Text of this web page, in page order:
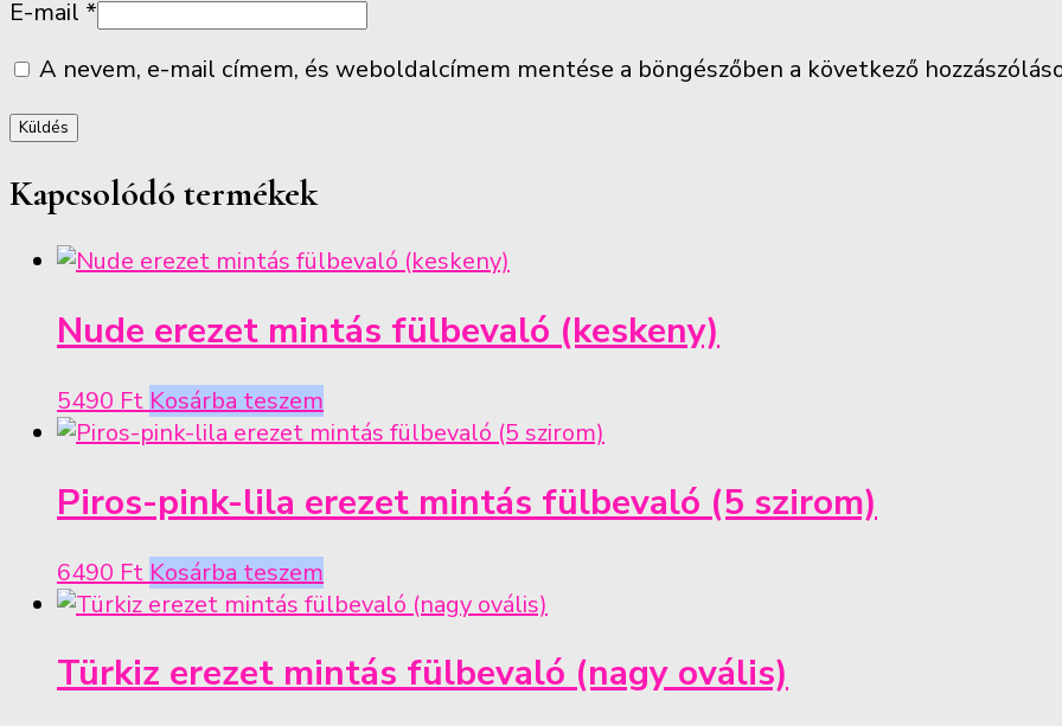
E-mail *
A nevem, e-mail címem, és weboldalcímem mentése a böngészőben a következő
Kapcsolódó termékek
Nude erezet mintás fülbevaló (keskeny)
5490 Ft Kosárba teszem
Piros-pink-lila erezet mintás fülbevaló (5 szirom)
6490 Ft Kosárba teszem
Türkiz erezet mintás fülbevaló (nagy ovális)